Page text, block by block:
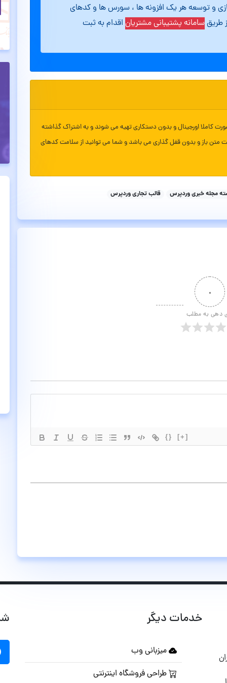
و توسعه هر یک افزونه ها ، سورس ها و کدهای
طریقسامانه پشتیبانی مشتریان اقدام به ثبت
کاملا اورجینال و بدون دستکاری تهیه می شوند و به اشتراک گذاشته
متن باز و بدون قفل گذاری می باشد و شما می توانید از سلامت کدهای
مجله خبری وردپرس قالب تجاری وردپرس
۰
دهی به مطلب
{} [+]
خدمات دیگر
میزبانی وب
طراحی فروشگاه اینترنتی